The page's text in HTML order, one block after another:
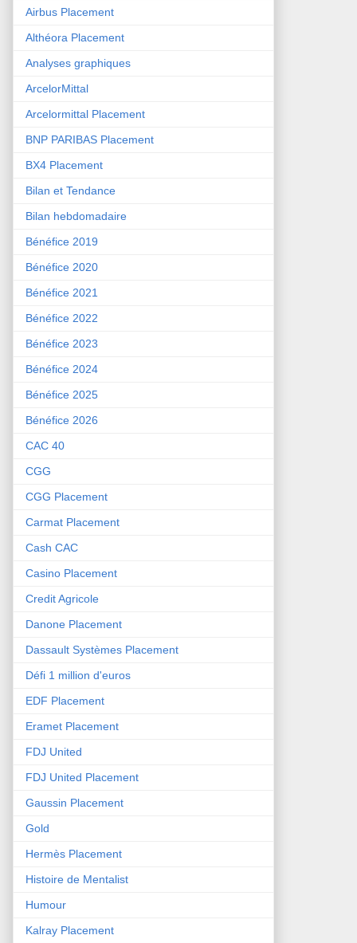
Airbus Placement
Althéora Placement
Analyses graphiques
ArcelorMittal
Arcelormittal Placement
BNP PARIBAS Placement
BX4 Placement
Bilan et Tendance
Bilan hebdomadaire
Bénéfice 2019
Bénéfice 2020
Bénéfice 2021
Bénéfice 2022
Bénéfice 2023
Bénéfice 2024
Bénéfice 2025
Bénéfice 2026
CAC 40
CGG
CGG Placement
Carmat Placement
Cash CAC
Casino Placement
Credit Agricole
Danone Placement
Dassault Systèmes Placement
Défi 1 million d'euros
EDF Placement
Eramet Placement
FDJ United
FDJ United Placement
Gaussin Placement
Gold
Hermès Placement
Histoire de Mentalist
Humour
Kalray Placement